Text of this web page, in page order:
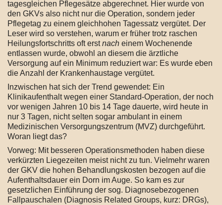
tagesgleichen Pflegesätze abgerechnet. Hier wurde von
den GKVs also nicht nur die Operation, sondern jeder
Pflegetag zu einem gleichhohen Tagessatz vergütet. Der
Leser wird so verstehen, warum er früher trotz raschen
Heilungsfortschritts oft erstnach einem Wochenende
entlassen wurde, obwohl an diesem die ärztliche
Versorgung auf ein Minimum reduziert war: Es wurde eben
die Anzahl der Krankenhaustage vergütet.
Inzwischen hat sich der Trend gewendet: Ein
Klinikaufenthalt wegen einer Standard-Operation, der noch
vor wenigen Jahren 10 bis 14 Tage dauerte, wird heute in
nur 3 Tagen, nicht selten sogar ambulant in einem
Medizinischen Versorgungszentrum (MVZ) durchgeführt.
Woran liegt das?
Vorweg: Mit besseren Operationsmethoden haben diese
verkürzten Liegezeiten meist nicht zu tun. Vielmehr waren
der GKV die hohen Behandlungskosten bezogen auf die
Aufenthaltsdauer ein Dorn im Auge. So kam es zur
gesetzlichen Einführung der sog. Diagnosebezogenen
Fallpauschalen (Diagnosis Related Groups, kurz: DRGs),